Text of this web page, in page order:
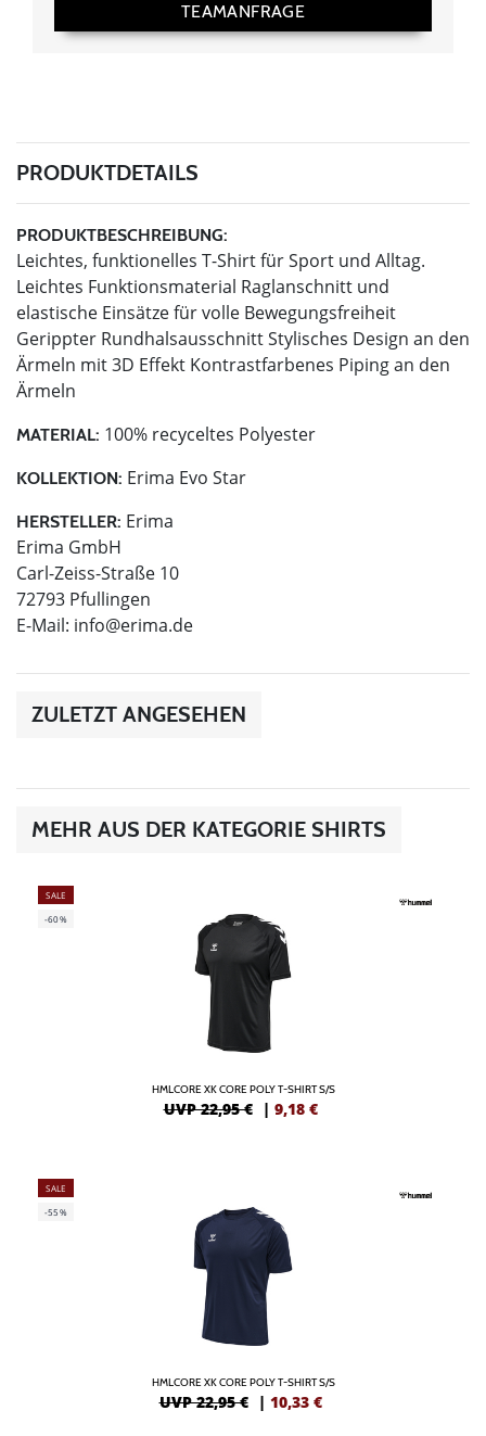
TEAMANFRAGE
PRODUKTDETAILS
PRODUKTBESCHREIBUNG:
Leichtes, funktionelles T-Shirt für Sport und Alltag.
Leichtes Funktionsmaterial Raglanschnitt und
elastische Einsätze für volle Bewegungsfreiheit
Gerippter Rundhalsausschnitt Stylisches Design an den
Ärmeln mit 3D Effekt Kontrastfarbenes Piping an den
Ärmeln
MATERIAL: 100% recyceltes Polyester
KOLLEKTION: Erima Evo Star
HERSTELLER: Erima
Erima GmbH
Carl-Zeiss-Straße 10
72793 Pfullingen
E-Mail: info@erima.de
ZULETZT ANGESEHEN
MEHR AUS DER KATEGORIE SHIRTS
SALE
-60%
HMLCORE XK CORE POLY T-SHIRT S/S
UVP 22,95 € | 9,18 €
SALE
-55%
HMLCORE XK CORE POLY T-SHIRT S/S
UVP 22,95 € | 10,33 €